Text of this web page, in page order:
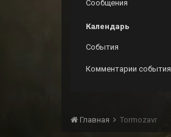
Сообщения
Календарь
События
Комментарии события
Главная Tormozavr